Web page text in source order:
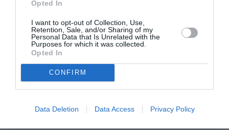
Opted In
I want to opt-out of Collection, Use,
Retention, Sale, and/or Sharing of my
Personal Data that Is Unrelated with the
Purposes for which it was collected.
Opted In
CONFIRM
Data Deletion Data Access Privacy Policy
Le Monégasque du sud de la France a commenté l'article
:
Aéroports du Maroc : la carte d’embarquement passe
au tout numérique avec Pax Check
etats-unis retard